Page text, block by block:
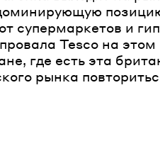
супермаркетов и
Tesco на
где есть эта
рынка